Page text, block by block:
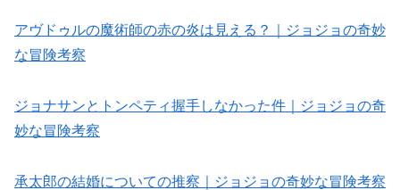
アヴドゥルの魔術師の赤の炎は見える？｜ジョジョの奇妙
な冒険考察
ジョナサンとトンペティ握手しなかった件｜ジョジョの奇
妙な冒険考察
承太郎の結婚についての推察｜ジョジョの奇妙な冒険考察